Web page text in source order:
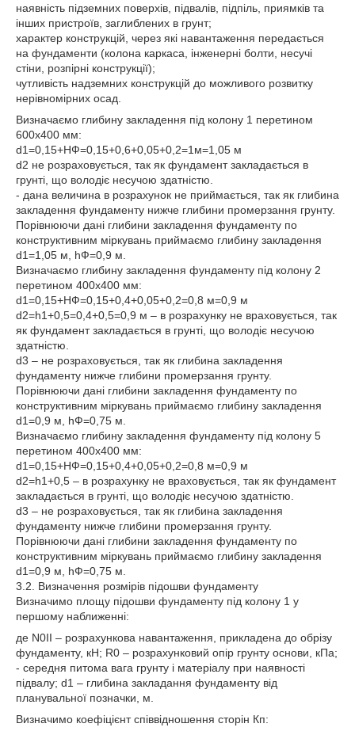
наявність підземних поверхів, підвалів, підпіль, приямків та
інших пристроїв, заглиблених в грунт;
характер конструкцій, через які навантаження передається
на фундаменти (колона каркаса, інженерні болти, несучі
стіни, розпірні конструкції);
чутливість надземних конструкцій до можливого розвитку
нерівномірних осад.
Визначаємо глибину закладення під колону 1 перетином
600x400 мм:
d1=0,15+НФ=0,15+0,6+0,05+0,2=1м=1,05 м
d2 не розраховується, так як фундамент закладається в
грунті, що володіє несучою здатністю.
- дана величина в розрахунок не приймається, так як глибина
закладення фундаменту нижче глибини промерзання грунту.
Порівнюючи дані глибини закладення фундаменту по
конструктивним міркувань приймаємо глибину закладення
d1=1,05 м, һФ=0,9 м.
Визначаємо глибину закладення фундаменту під колону 2
перетином 400х400 мм:
d1=0,15+НФ=0,15+0,4+0,05+0,2=0,8 м=0,9 м
d2=h1+0,5=0,4+0,5=0,9 м – в розрахунку не враховується, так
як фундамент закладається в грунті, що володіє несучою
здатністю.
d3 – не розраховується, так як глибина закладення
фундаменту нижче глибини промерзання грунту.
Порівнюючи дані глибини закладення фундаменту по
конструктивним міркувань приймаємо глибину закладення
d1=0,9 м, һФ=0,75 м.
Визначаємо глибину закладення фундаменту під колону 5
перетином 400х400 мм:
d1=0,15+НФ=0,15+0,4+0,05+0,2=0,8 м=0,9 м
d2=h1+0,5 – в розрахунку не враховується, так як фундамент
закладається в грунті, що володіє несучою здатністю.
d3 – не розраховується, так як глибина закладення
фундаменту нижче глибини промерзання грунту.
Порівнюючи дані глибини закладення фундаменту по
конструктивним міркувань приймаємо глибину закладення
d1=0,9 м, һФ=0,75 м.
3.2. Визначення розмірів підошви фундаменту
Визначимо площу підошви фундаменту під колону 1 у
першому наближенні:
де N0II – розрахункова навантаження, прикладена до обрізу
фундаменту, кН; R0 – розрахунковий опір грунту основи, кПа;
- середня питома вага грунту і матеріалу при наявності
підвалу; d1 – глибина закладання фундаменту від
планувальної позначки, м.
Визначимо коефіцієнт співвідношення сторін Кп: